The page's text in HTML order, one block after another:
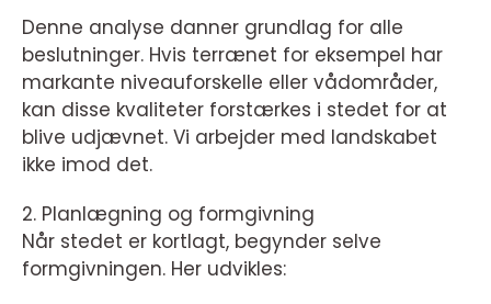
Denne analyse danner grundlag for alle
beslutninger. Hvis terrænet for eksempel har
markante niveauforskelle eller vådområder,
kan disse kvaliteter forstærkes i stedet for at
blive udjævnet. Vi arbejder med landskabet
ikke imod det.
2. Planlægning og formgivning
Når stedet er kortlagt, begynder selve
formgivningen. Her udvikles: